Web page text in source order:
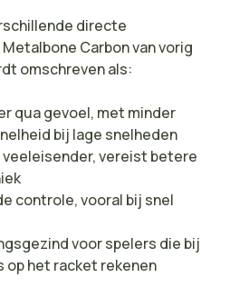
directe
Carbon van vorig
omschreven als:
qua gevoel, met minder
bij lage snelheden
veeleisender, vereist betere
controle, vooral bij snel
voor spelers die bij
op het racket rekenen